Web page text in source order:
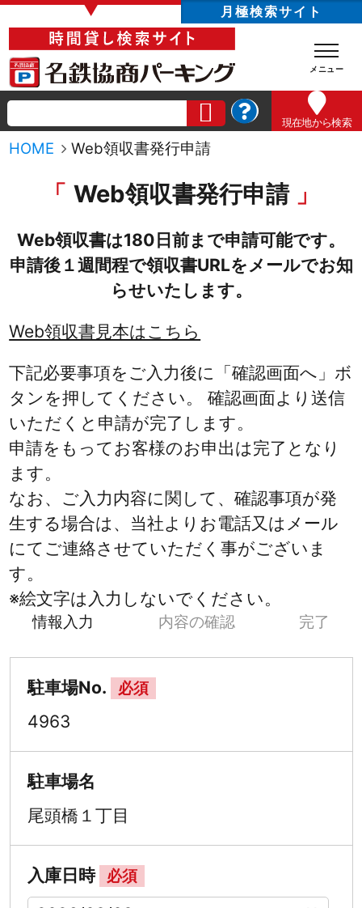
▼ 月極検索サイト
現在地から検索
HOME Web領収書発行申請
Web領収書発行申請
Web領収書は180日前まで申請可能です。
申請後１週間程で領収書URLをメールでお知
らせいたします。
Web領収書見本はこちら
下記必要事項をご入力後に「確認画面へ」ボ
タンを押してください。 確認画面より送信
いただくと申請が完了します。
申請をもってお客様のお申出は完了となり
ます。
なお、ご入力内容に関して、確認事項が発
生する場合は、当社よりお電話又はメール
にてご連絡させていただく事がございま
す。
※絵文字は入力しないでください。
情報入力 内容の確認 完了
駐車場No. 必須
4963
駐車場名
尾頭橋１丁目
入庫日時 必須